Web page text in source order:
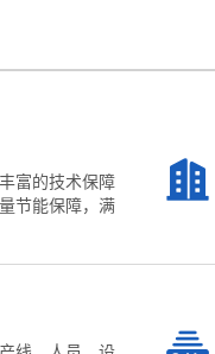
富的技术保障
节能保障，满